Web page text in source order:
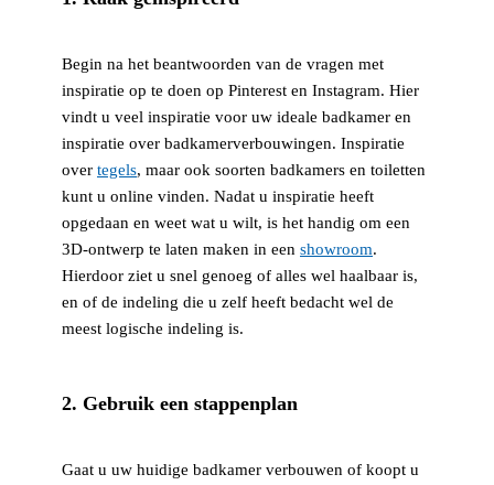
Begin na het beantwoorden van de vragen met
inspiratie op te doen op Pinterest en Instagram. Hier
vindt u veel inspiratie voor uw ideale badkamer en
inspiratie over badkamerverbouwingen. Inspiratie
over tegels, maar ook soorten badkamers en toiletten
kunt u online vinden. Nadat u inspiratie heeft
opgedaan en weet wat u wilt, is het handig om een
3D-ontwerp te laten maken in een showroom.
Hierdoor ziet u snel genoeg of alles wel haalbaar is,
en of de indeling die u zelf heeft bedacht wel de
meest logische indeling is.
2. Gebruik een stappenplan
Gaat u uw huidige badkamer verbouwen of koopt u